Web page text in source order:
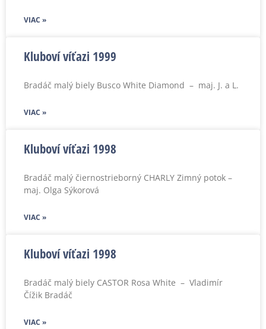
VIAC »
Kluboví víťazi 1999
Bradáč malý biely Busco White Diamond – maj. J. a L.
VIAC »
Kluboví víťazi 1998
Bradáč malý čiernostrieborný CHARLY Zimný potok –
maj. Olga Sýkorová
VIAC »
Kluboví víťazi 1998
Bradáč malý biely CASTOR Rosa White – Vladimír
Čížik Bradáč
VIAC »